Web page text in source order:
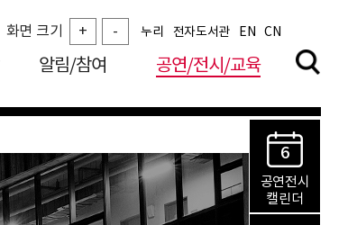
6
공연전시
캘린더
알림/참여 공연/전시/교육
화면 크기 + - 누리 전자도서관 EN CN